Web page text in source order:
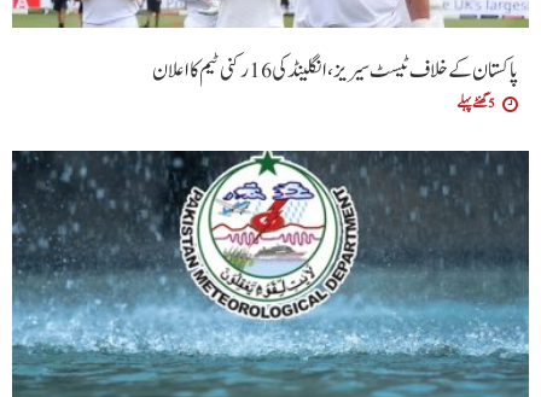
پاکستان کے خلاف ٹیسٹ سیریز، انگلینڈ کی 16 رکنی ٹیم کا اعلان
5 گھنٹے پہلے